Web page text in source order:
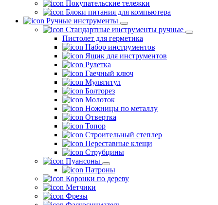
Покупательские тележки
Блоки питания для компьютера
Ручные инструменты
Стандартные инструменты ручные
Пистолет для герметика
Набор инструментов
Ящик для инструментов
Рулетка
Гаечный ключ
Мультитул
Болторез
Молоток
Ножницы по металлу
Отвертка
Топор
Строительный степлер
Переставные клещи
Струбцины
Пуансоны
Патроны
Коронки по дереву
Метчики
Фрезы